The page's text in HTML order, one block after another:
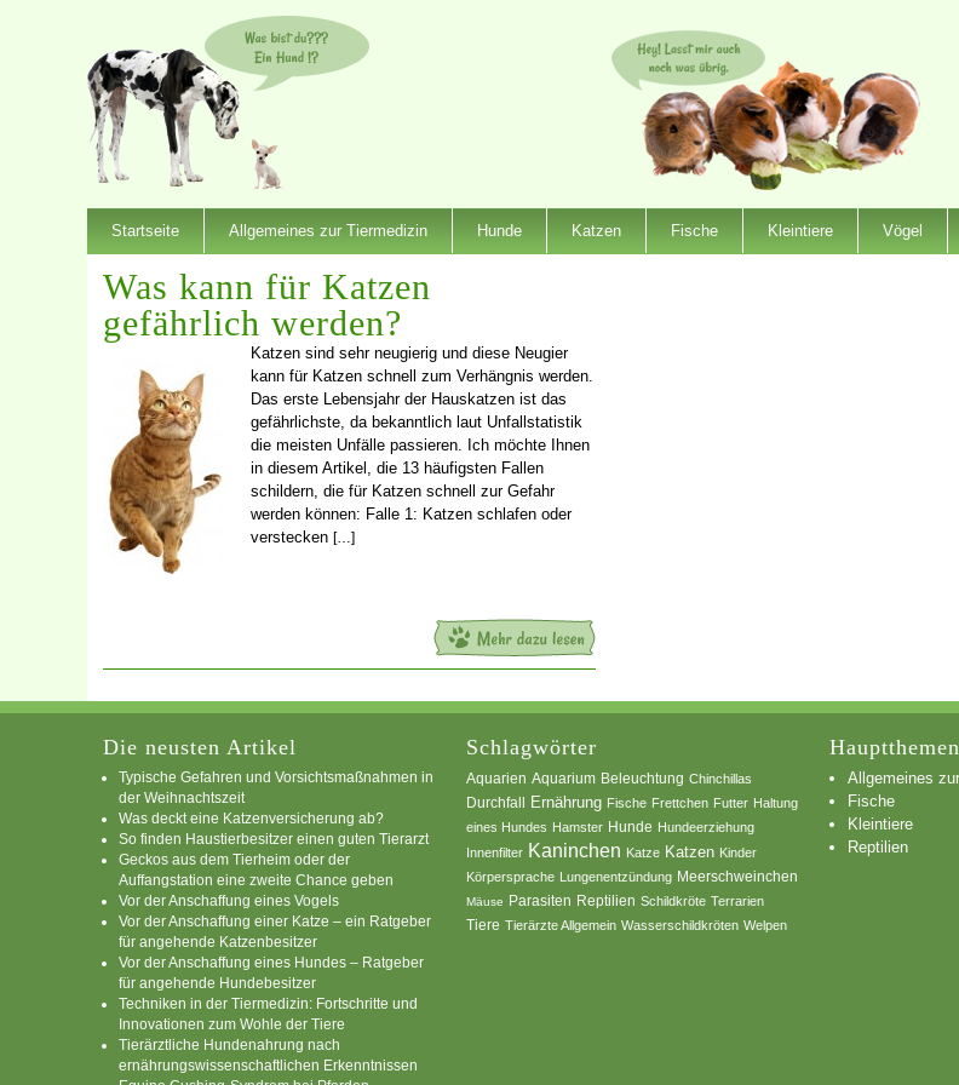
Startseite Allgemeines zur Tiermedizin Hunde Katzen Fische Kleintiere Vögel
Was kann für Katzen
gefährlich werden?
Katzen sind sehr neugierig und diese Neugier
kann für Katzen schnell zum Verhängnis werden.
Das erste Lebensjahr der Hauskatzen ist das
gefährlichste, da bekanntlich laut Unfallstatistik
die meisten Unfälle passieren. Ich möchte Ihnen
in diesem Artikel, die 13 häufigsten Fallen
schildern, die für Katzen schnell zur Gefahr
werden können: Falle 1: Katzen schlafen oder
verstecken […]
Die neusten Artikel
Typische Gefahren und Vorsichtsmaßnahmen in
der Weihnachtszeit
Was deckt eine Katzenversicherung ab?
So finden Haustierbesitzer einen guten Tierarzt
Geckos aus dem Tierheim oder der
Auffangstation eine zweite Chance geben
Vor der Anschaffung eines Vogels
Vor der Anschaffung einer Katze – ein Ratgeber
für angehende Katzenbesitzer
Vor der Anschaffung eines Hundes – Ratgeber
für angehende Hundebesitzer
Techniken in der Tiermedizin: Fortschritte und
Innovationen zum Wohle der Tiere
Tierärztliche Hundenahrung nach
ernährungswissenschaftlichen Erkenntnissen
Schlagwörter
Aquarien Aquarium Beleuchtung Chinchillas
Durchfall Ernährung Fische Frettchen Futter Haltung
eines Hundes Hamster Hunde Hundeerziehung
Innenfilter Kaninchen Katze Katzen Kinder
Körpersprache Lungenentzündung Meerschweinchen
Mäuse Parasiten Reptilien Schildkröte Terrarien
Tiere Tierärzte Allgemein Wasserschildkröten Welpen
Hauptthemen
Allgemeines
Fische
Kleintiere
Reptilien